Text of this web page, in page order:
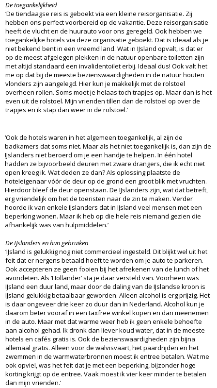
De toegankelijkheid
‘De tiendaagse reis is geboekt via een kleine reisorganisatie. Zij
hebben ons perfect voorbereid op de vakantie. Deze reisorganisatie
heeft de vlucht en de huurauto voor ons geregeld. Ook hebben we
toegankelijke hotels via deze organisatie geboekt. Dat is ideaal als je
niet bekend bent in een vreemd land. Wat in IJsland opvalt, is dat er
op de meest afgelegen plekken in de natuur openbare toiletten zijn
met altijd standaard een invalidentoilet erbij. Ideaal dus! Ook valt het
me op dat bij de meeste bezienswaardigheden in de natuur houten
vlonders zijn aangelegd. Hier kun je makkelijk met de rolstoel
overheen rollen. Soms moet je helaas toch trapjes op. Maar dan is het
even uit de rolstoel. Mijn vrienden tillen dan de rolstoel op over de
trapjes en ik stap dan weer in de rolstoel.’
‘Ook de hotels waren in het algemeen toegankelijk, al zijn de
badkamers dat soms niet. Maar als het niet toegankelijk is, dan zijn de
IJslanders niet beroerd om je een handje te helpen. In één hotel
hadden ze bijvoorbeeld deuren met zware drangers, die ik echt niet
open kreeg ik. Wat deden ze dan? Als oplossing plaatste de
hoteleigenaar vóór de deur op de grond een groot blik met vruchten.
Hierdoor bleef de deur openstaan. De IJslanders zijn, wat dat betreft,
erg vriendelijk om het de toeristen naar de zin te maken. Verder
hoorde ik van enkele IJslanders dat in IJsland veel mensen met een
beperking wonen. Maar ik heb op die hele reis niemand gezien die
afhankelijk was van hulpmiddelen.’
De IJslanders en hun gebruiken
‘IJsland is gelukkig nog niet commercieel ingesteld. Dit blijkt wel uit het
feit dat er nergens betaald hoeft te worden om je auto te parkeren.
Ook accepteren ze geen fooien bij het afrekenen van de lunch of het
avondeten. Als ‘Hollander’ sta je daar versteld van. Voorheen was
IJsland een duur land, maar door de daling van de IJslandse kroon is
IJsland gelukkig betaalbaar geworden. Alleen alcohol is erg prijzig. Het
is daar ongeveer drie keer zo duur dan in Nederland. Alcohol kun je
daarom beter vooraf in een taxfree winkel kopen en dan meenemen
in de auto. Maar met dat warme weer heb ik geen enkele behoefte
aan alcohol gehad. Ik dronk dan liever koud water, dat in de meeste
hotels en cafés gratis is. Ook de bezienswaardigheden zijn bijna
allemaal gratis. Alleen voor de walvisvaart, het paardrijden en het
zwemmen in de warmwaterbronnen moest ik entree betalen. Wat me
ook opviel, was het feit dat je met een beperking, bijzonder hoge
korting krijgt op de entree. Vaak moest ik vier keer minder te betalen
dan mijn vrienden.’